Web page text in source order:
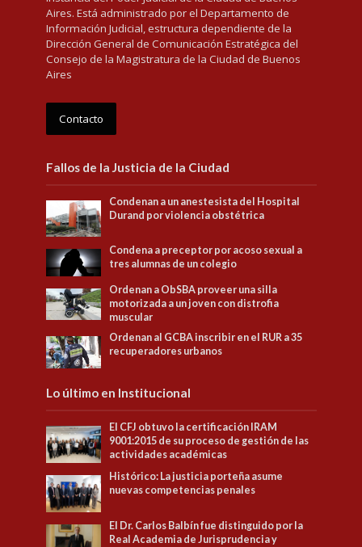
Aires. Está administrado por el Departamento de
Información Judicial, estructura dependiente de la
Dirección General de Comunicación Estratégica del
Consejo de la Magistratura de la Ciudad de Buenos
Aires
Contacto
Fallos de la Justicia de la Ciudad
Condenan a un anestesista del Hospital
Durand por violencia obstétrica
Condena a preceptor por acoso sexual a
tres alumnas de un colegio
Ordenan a ObSBA proveer una silla
motorizada a un joven con distrofia
muscular
Ordenan al GCBA inscribir en el RUR a 35
recuperadores urbanos
Lo último en Institucional
El CFJ obtuvo la certificación IRAM
9001:2015 de su proceso de gestión de las
actividades académicas
Histórico: La justicia porteña asume
nuevas competencias penales
El Dr. Carlos Balbín fue distinguido por la
Real Academia de Jurisprudencia y